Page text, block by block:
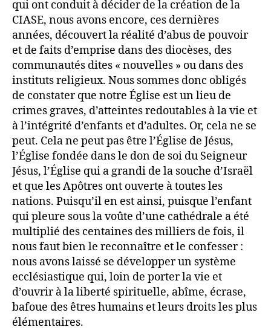
qui ont conduit à décider de la création de la
CIASE, nous avons encore, ces dernières
années, découvert la réalité d’abus de pouvoir
et de faits d’emprise dans des diocèses, des
communautés dites « nouvelles » ou dans des
instituts religieux. Nous sommes donc obligés
de constater que notre Église est un lieu de
crimes graves, d’atteintes redoutables à la vie et
à l’intégrité d’enfants et d’adultes. Or, cela ne se
peut. Cela ne peut pas être l’Église de Jésus,
l’Église fondée dans le don de soi du Seigneur
Jésus, l’Église qui a grandi de la souche d’Israël
et que les Apôtres ont ouverte à toutes les
nations. Puisqu’il en est ainsi, puisque l’enfant
qui pleure sous la voûte d’une cathédrale a été
multiplié des centaines des milliers de fois, il
nous faut bien le reconnaître et le confesser :
nous avons laissé se développer un système
ecclésiastique qui, loin de porter la vie et
d’ouvrir à la liberté spirituelle, abîme, écrase,
bafoue des êtres humains et leurs droits les plus
élémentaires.